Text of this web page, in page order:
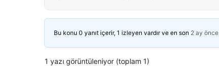
Bu konu 0 yanıt içerir, 1 izleyen vardır ve en son 2 ay önce
1 yazı görüntüleniyor (toplam 1)